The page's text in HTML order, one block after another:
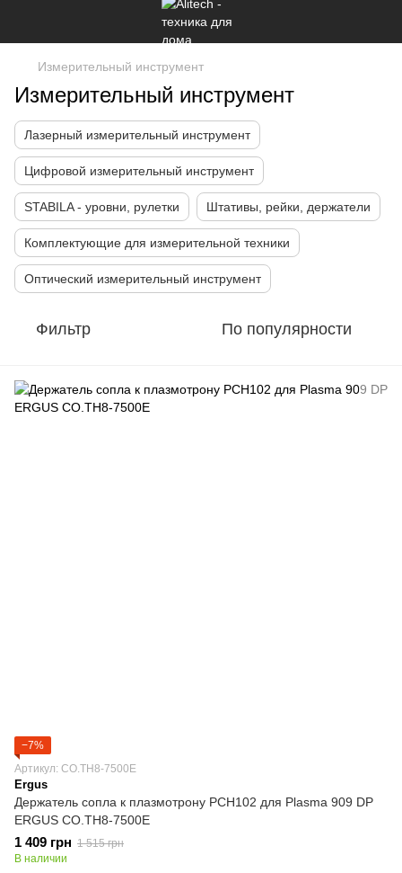
Измерительный инструмент
Измерительный инструмент
Лазерный измерительный инструмент
Цифровой измерительный инструмент
STABILA - уровни, рулетки Штативы, рейки, держатели
Комплектующие для измерительной техники
Оптический измерительный инструмент
Фильтр По популярности
−7%
Артикул: CO.TH8-7500E
Ergus
Держатель сопла к плазмотрону PCH102 для Plasma 909 DP
ERGUS CO.TH8-7500E
1 409 грн 1 515 грн
В наличии